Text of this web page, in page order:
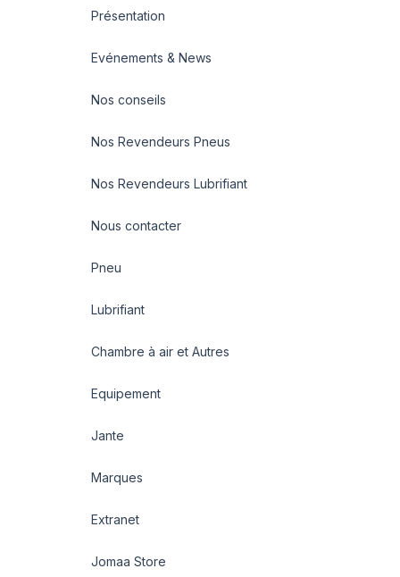
Présentation
Evénements & News
Nos conseils
Nos Revendeurs Pneus
Nos Revendeurs Lubrifiant
Nous contacter
Pneu
Lubrifiant
Chambre à air et Autres
Equipement
Jante
Marques
Extranet
Jomaa Store